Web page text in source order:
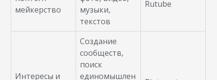
мейкерство
музыки,
текстов
Rutube
Интересы и
Создание
сообществ,
поиск
единомышлен